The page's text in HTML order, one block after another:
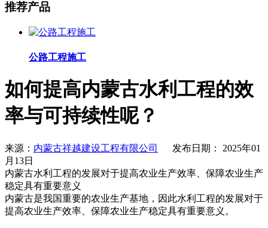
推荐产品
公路工程施工
如何提高内蒙古水利工程的效
率与可持续性呢？
来源： 内蒙古祥越建设工程有限公司
发布日期： 2025年01
月13日
内蒙古水利工程的发展对于提高农业生产效率、保障农业生产
稳定具有重要意义
内蒙古是我国重要的农业生产基地，因此水利工程的发展对于
提高农业生产效率、保障农业生产稳定具有重要意义。